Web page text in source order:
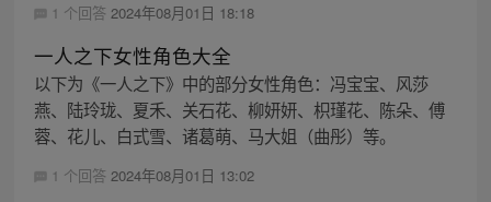
1 个回答 2024年08月01日 18:18
一人之下女性角色大全
以下为《一人之下》中的部分女性角色：冯宝宝、风莎
燕、陆玲珑、夏禾、关石花、柳妍妍、枳瑾花、陈朵、傅
蓉、花儿、白式雪、诸葛萌、马大姐（曲彤）等。
1 个回答 2024年08月01日 13:02